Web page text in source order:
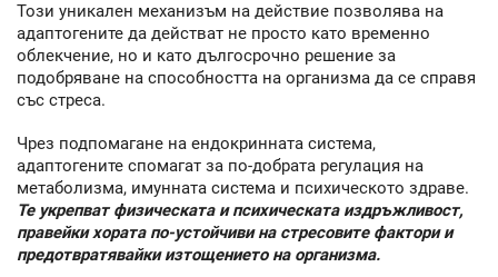
Този уникален механизъм на действие позволява на
адаптогените да действат не просто като временно
облекчение, но и като дългосрочно решение за
подобряване на способността на организма да се справя
със стреса.
Чрез подпомагане на ендокринната система,
адаптогените спомагат за по-добрата регулация на
метаболизма, имунната система и психическото здраве.
Те укрепват физическата и психическата издръжливост,
правейки хората по-устойчиви на стресовите фактори и
предотвратявайки изтощението на организма.